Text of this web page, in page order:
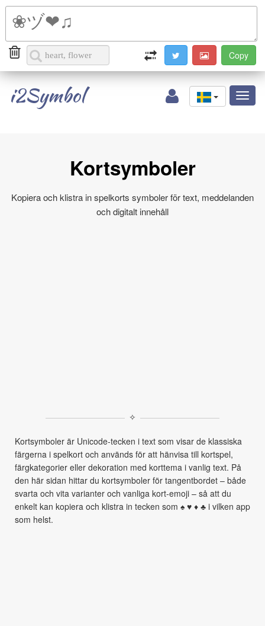
i2Symbol
Kortsymboler
Kopiera och klistra in spelkorts symboler för text, meddelanden
och digitalt innehåll
✧
Kortsymboler är Unicode-tecken i text som visar de klassiska
färgerna i spelkort och används för att hänvisa till kortspel,
färgkategorier eller dekoration med korttema i vanlig text. På
den här sidan hittar du kortsymboler för tangentbordet – både
svarta och vita varianter och vanliga kort‑emoji – så att du
enkelt kan kopiera och klistra in tecken som ♠ ♥ ♦ ♣ i vilken app
som helst.